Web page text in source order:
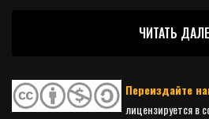
ЧИТАТЬ
Переиздайте
лицензируется в